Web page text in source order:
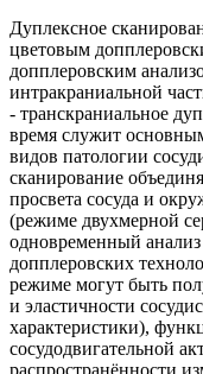
Дуплексное
цветовым
допплеровским
интракраниальной
- транскраниальное
время служит
видов патологии
сканирование
просвета сосуда и
(режиме двухмерной
одновременный
допплеровских
режиме могут быть
и эластичности
характеристики),
сосудодвигательной